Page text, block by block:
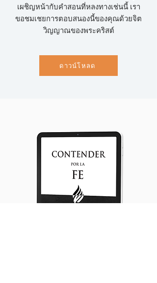
เผชิญหน้ากับคำสอนที่หลงทางเช่นนี้ เรา
ขอชมเชยการตอบสนองนี้ของคุณด้วยจิต
วิญญาณของพระคริสต์
ดาวน์โหลด